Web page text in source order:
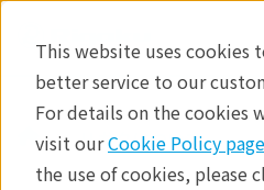
This website uses cookies
better service to our
For details on the cookies
visit ourCookie Policy page
the use of cookies, please
リガクについて